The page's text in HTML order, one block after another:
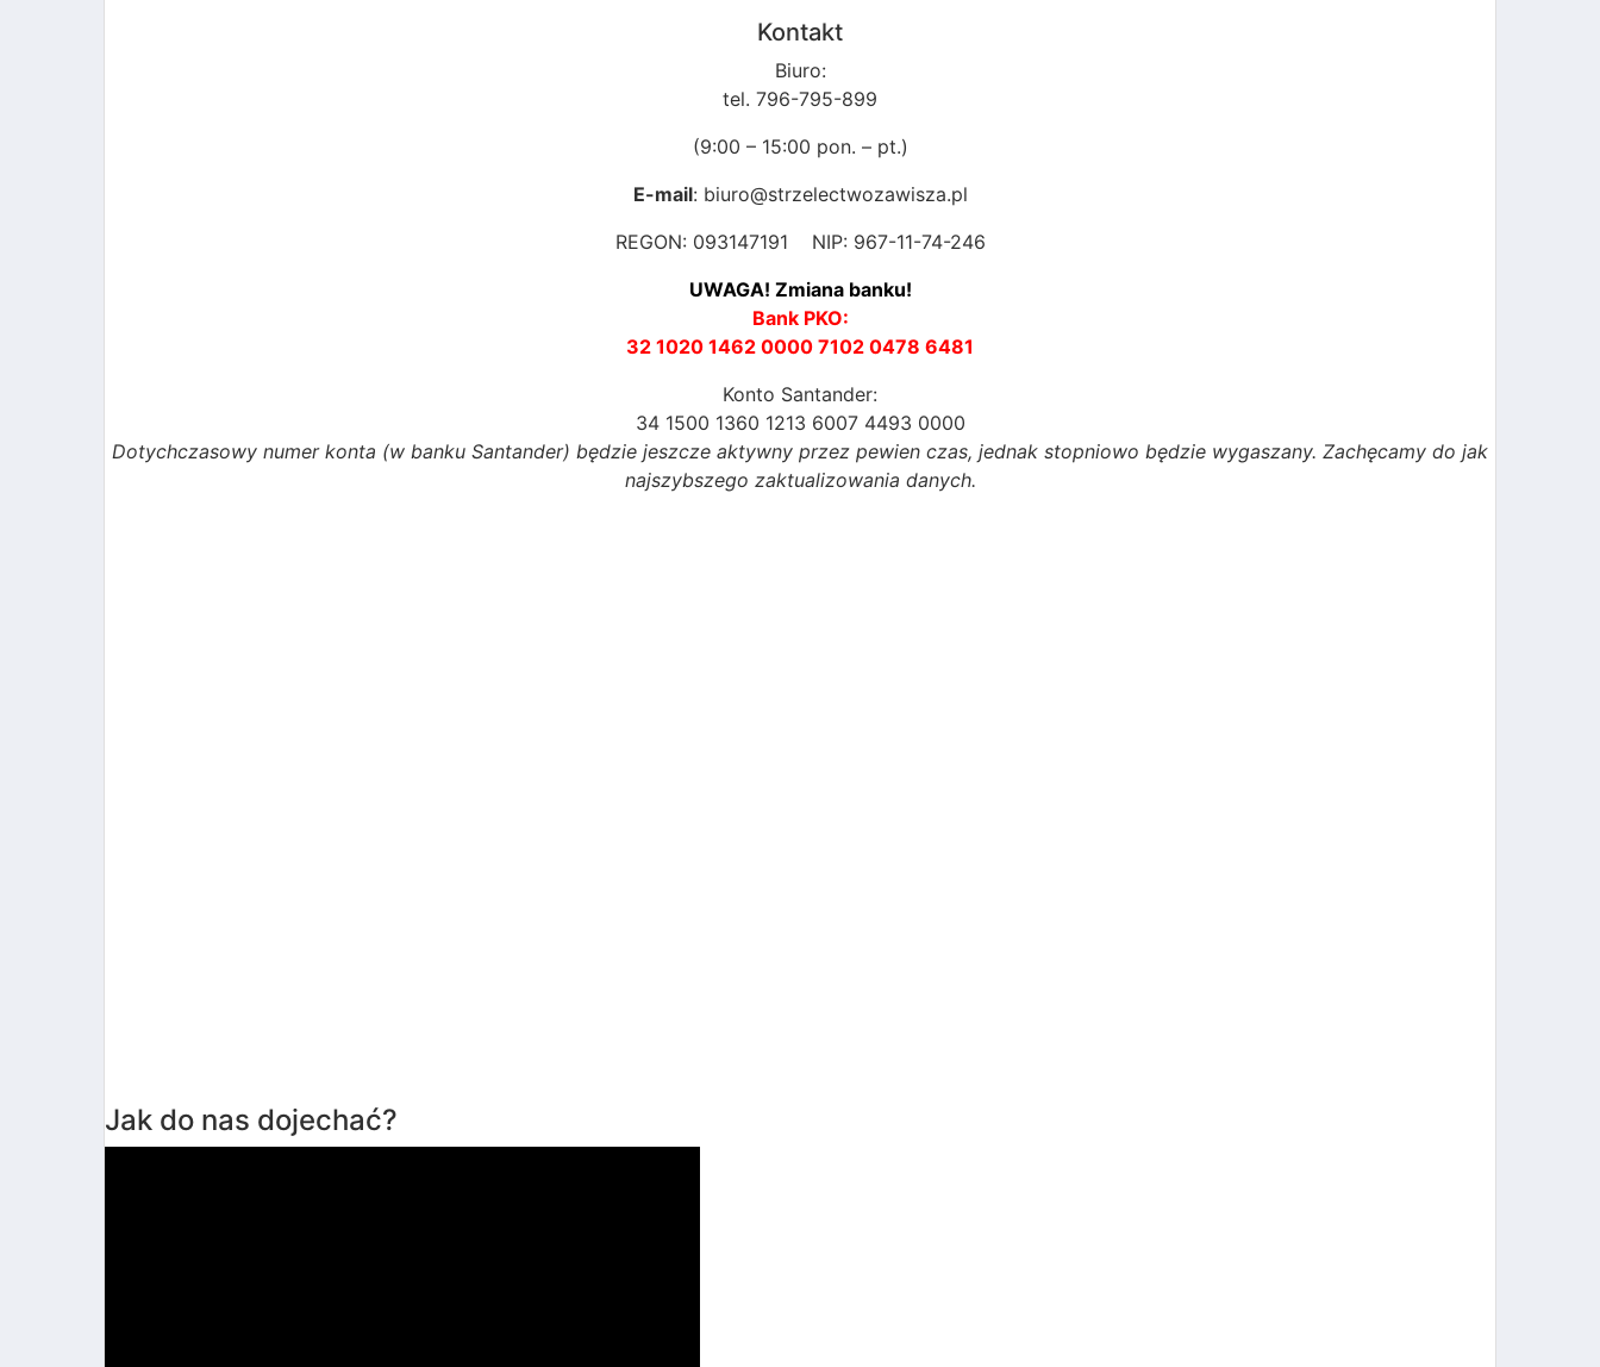
Kontakt
Biuro:
tel. 796-795-899
(9:00 – 15:00 pon. – pt.)
E-mail: biuro@strzelectwozawisza.pl
REGON: 093147191 NIP: 967-11-74-246
UWAGA! Zmiana banku!
Bank PKO:
32 1020 1462 0000 7102 0478 6481
Konto Santander:
34 1500 1360 1213 6007 4493 0000
Dotychczasowy numer konta (w banku Santander) będzie jeszcze aktywny przez pewien czas, jednak stopniowo będzie wygaszany. Zachęcamy do jak
najszybszego zaktualizowania danych.
Jak do nas dojechać?